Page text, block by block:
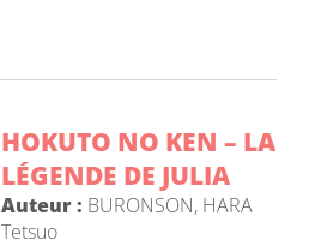
HOKUTO NO KEN – LA
LÉGENDE DE JULIA
Auteur : BURONSON, HARA
Tetsuo